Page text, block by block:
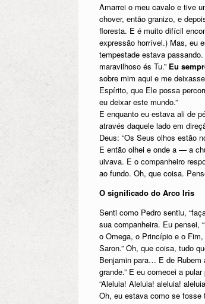
Amarrei o meu cavalo e tive
chover, então granizo, e
floresta. E é muito difícil
expressão horrível.) Mas, eu
tempestade estava
maravilhoso és Tu.” Eu
sobre mim aqui e me
Espírito, que Ele possa
eu deixar este mundo.”
E enquanto eu estava ali de
através daquele lado em
Deus: “Os Seus olhos estão
E então olhei e onde a — a
uivava. E o companheiro
ao fundo. Oh, que coisa.
O significado do Arco Iris
Senti como Pedro sentiu,
sua companheira. Eu pensei,
o Omega, o Princípio e o
Saron.” Oh, que coisa, tudo
Benjamin para… E de Rubem
grande.” E eu comecei a
“Aleluia! Aleluia! aleluia!
Oh, eu estava como se fosse